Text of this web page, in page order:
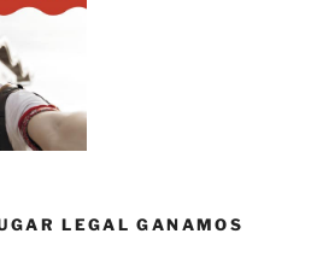
LEGAL GANAMOS